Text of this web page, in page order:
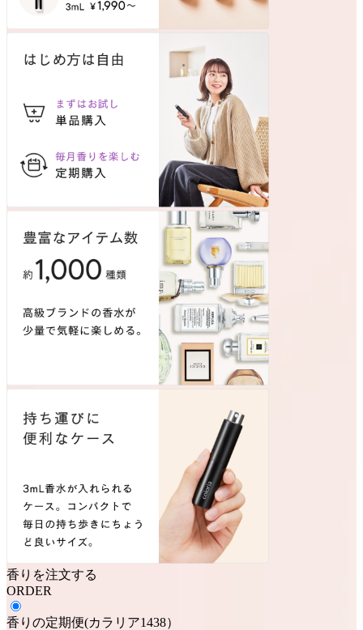
香りを注文する
ORDER
香りの定期便(カラリア1438）